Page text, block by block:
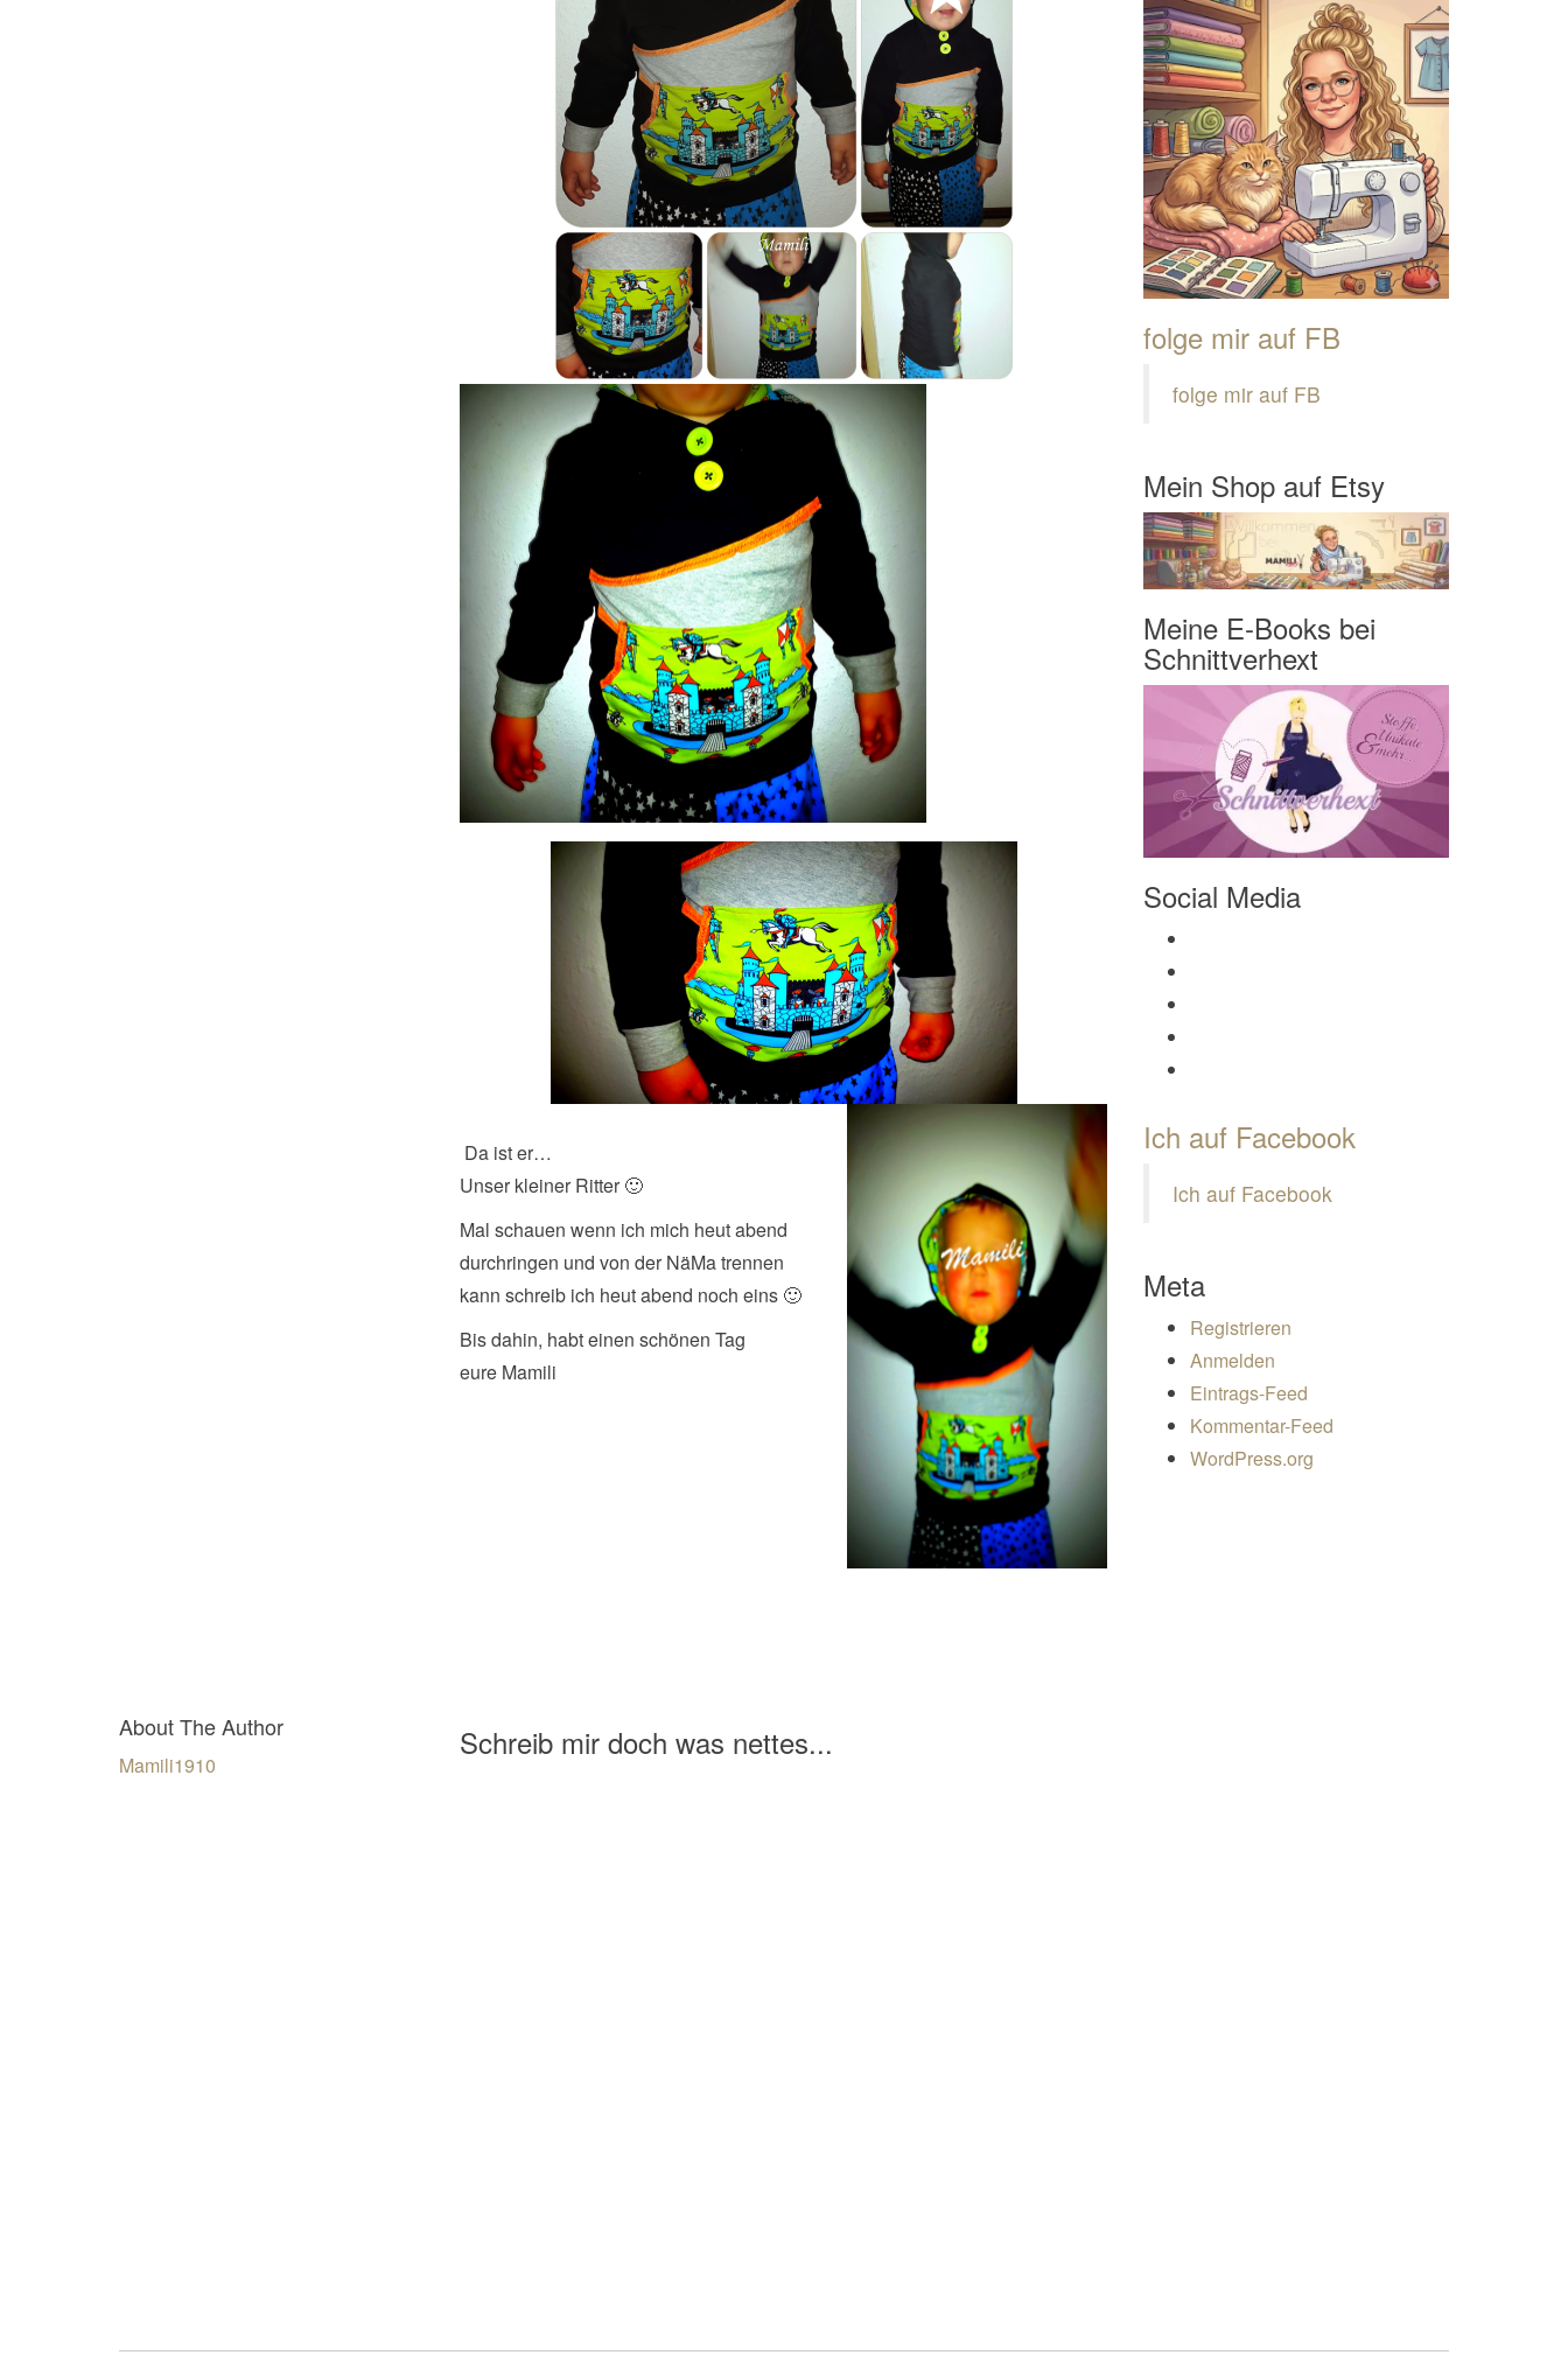
Da ist er…
Unser kleiner Ritter 🙂
Mal schauen wenn ich mich heut abend
durchringen und von der NäMa trennen
kann schreib ich heut abend noch eins 🙂
Bis dahin, habt einen schönen Tag
eure Mamili
About The Author
Mamili1910
Schreib mir doch was nettes...
folge mir auf FB
folge mir auf FB
Mein Shop auf Etsy
Meine E-Books bei
Schnittverhext
Social Media
Ich auf Facebook
Ich auf Facebook
Meta
Registrieren
Anmelden
Eintrags-Feed
Kommentar-Feed
WordPress.org